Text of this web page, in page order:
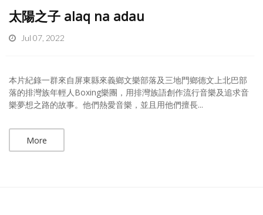
太陽之子 alaq na adau
Jul 07, 2022
本片紀錄一群來自屏東縣來義鄉文樂部落及三地門鄉德文上北巴部
落的排灣族年輕人Boxing樂團，用排灣族語創作流行音樂及追求音
樂夢想之路的故事。他們熱愛音樂，並且用他們擅長...
More